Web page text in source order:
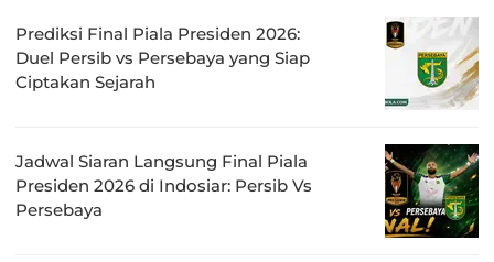
Prediksi Final Piala Presiden 2026:
Duel Persib vs Persebaya yang Siap
Ciptakan Sejarah
Jadwal Siaran Langsung Final Piala
Presiden 2026 di Indosiar: Persib Vs
Persebaya